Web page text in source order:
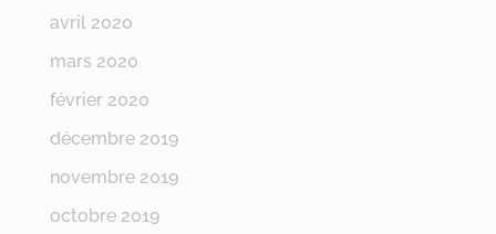
avril 2020
mars 2020
février 2020
décembre 2019
novembre 2019
octobre 2019